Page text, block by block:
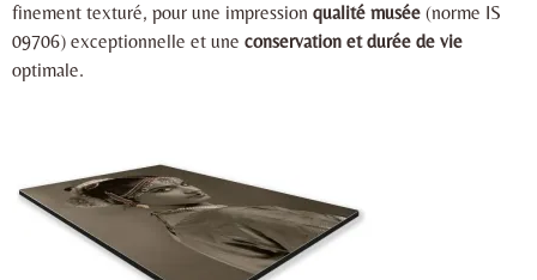
finement texturé, pour une impression qualité musée (norme IS
09706) exceptionnelle et une conservation et durée de vie
optimale.